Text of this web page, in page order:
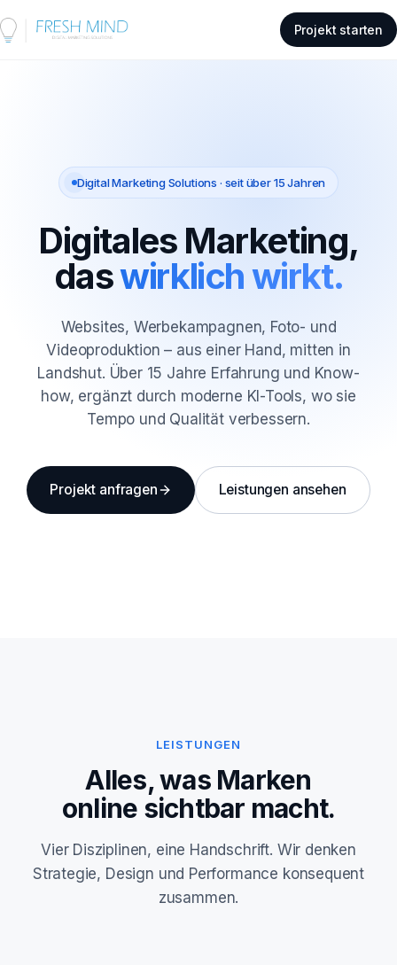
Projekt starten
Digital Marketing Solutions · seit über 15 Jahren
Digitales Marketing,
daswirklich wirkt.
Websites, Werbekampagnen, Foto- und
Videoproduktion – aus einer Hand, mitten in
Landshut. Über 15 Jahre Erfahrung und Know-
how, ergänzt durch moderne KI-Tools, wo sie
Tempo und Qualität verbessern.
Projekt anfragen Leistungen ansehen
LEISTUNGEN
Alles, was Marken
online sichtbar macht.
Vier Disziplinen, eine Handschrift. Wir denken
Strategie, Design und Performance konsequent
zusammen.